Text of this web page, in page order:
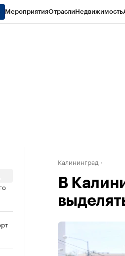
МероприятияОтраслиНедвижимость
Калининград
В